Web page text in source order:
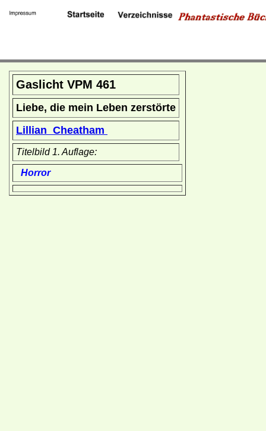
Gaslicht VPM 461
Liebe, die mein Leben zerstörte
Lillian Cheatham
Titelbild 1. Auflage:
Horror